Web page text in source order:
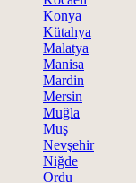
Konya
Kütahya
Malatya
Manisa
Mardin
Mersin
Muğla
Muş
Nevşehir
Niğde
Ordu